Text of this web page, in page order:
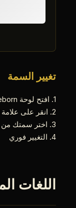
تغيير السمة
1. افتح لوحة Reborn
2. انقر على علامة التبويب «⚙️ الإعداد»
3. اختر سمتك من القائمة المنسدلة
4. التغيير فوري
اللغات